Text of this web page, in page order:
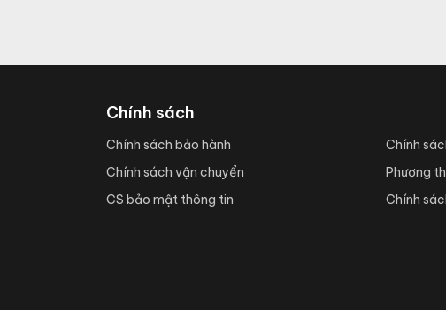
Chính sách
Chính sách bảo hành
Chính sách vận chuyển
CS bảo mật thông tin
Chính
Phương
Chính